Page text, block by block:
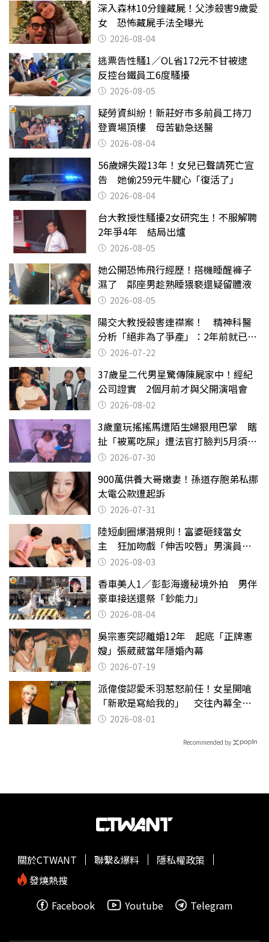
深入森林10分鐘藏屍！父涉殺害9歲愛
女 恐怖藏屍手法全曝光
2026-08-04
逃票告性騷1／OL省172元不甘被逮
反控台鐵員工6度騷擾
2026-08-05
疑勞資糾紛！新莊好市多前員工持刀
登賣場頂樓 母苦勸急送醫
2026-08-04
56歲婦失蹤13年！女兒已聲請死亡宣
告 她偷259元牛腱心「復活了」
2026-08-04
台大教授性騷擾2女研究生！不服解聘
2年爭4年 結局出爐
2026-08-05
她公開恐怖飛行經歷！搭機睡醒褲子
濕了 鄰座男趁熟睡猥褻還疑留體液
2026-08-05
陽交大教授殺害連襟案！ 精神科醫
分析「絕非為了爭產」：2年前就已言
行詭異
2026-07-22
37歲星二代男星驚傳陳屍家中！經紀
公司證實 2個月前才與父開演唱會
2026-08-02
3歲童玩搖搖馬遭陌生婦狠甩巴掌 瞎
扯「被罵吃屎」遭法官打臉判5月須入
監 2026-07-30
900萬供養大哥嫩妻！孫道存胞弟私挪
太電公款遭起訴
2026-07-31
陸短劇圈爆潛規則！富婆砸錢當女
主 狂加吻戲「伸舌咬唇」男演員崩
潰 2026-08-03
香車美人1／彭彭海邊秘境外拍 男伴
豪車接送還祭「鈔能力」
2026-08-04
吳宗憲突認離婚12年 起底「正牌憲
嫂」張葳葳當年隱婚內幕
2026-07-19
派偉俊認愛禾羽惹怒前任！女星開嗆
「新歌是寫給我的」 交往內幕全說
了 2026-08-01
Recommended by
關於CTWANT 聯繫&爆料
隱私權政策
發燒熱搜
Facebook
Youtube Telegram